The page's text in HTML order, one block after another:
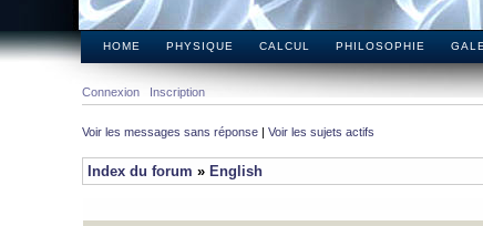
HOME PHYSIQUE CALCUL PHILOSOPHIE
Connexion Inscription
Voir les messages sans réponse | Voir les sujets actifs
Index du forum » English